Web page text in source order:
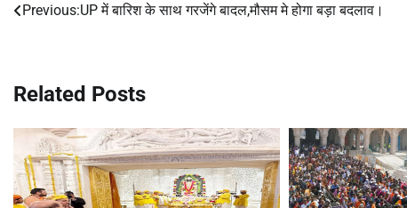
Post
Previous:UP में बारिश के साथ गरजेंगे बादल,मौसम मे होगा बड़ा बदलाव।
Related Posts